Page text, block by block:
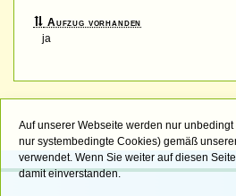
Auf unserer Webseite werden nur
nur systembedingte Cookies) gemäß
verwendet. Wenn Sie weiter auf diesen
damit einverstanden.
Aufzug vorhanden
ja